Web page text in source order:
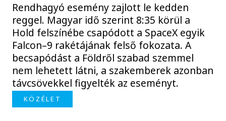
Rendhagyó esemény zajlott le kedden
reggel. Magyar idő szerint 8:35 körül a
Hold felszínébe csapódott a SpaceX egyik
Falcon–9 rakétájának felső fokozata. A
becsapódást a Földről szabad szemmel
nem lehetett látni, a szakemberek azonban
távcsövekkel figyelték az eseményt.
KÖZÉLET